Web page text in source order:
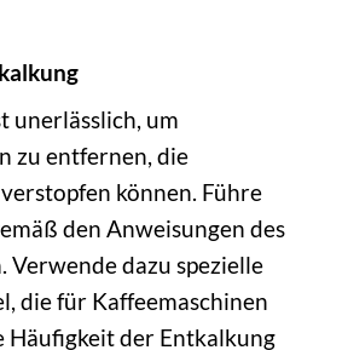
unerlässlich, um
zu entfernen, die
können. Führe
den Anweisungen des
Verwende dazu spezielle
die für Kaffeemaschinen
Häufigkeit der Entkalkung